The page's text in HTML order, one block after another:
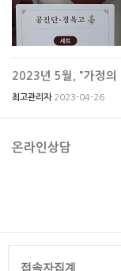
2023년 5월, "가정의
최고관리자 2023-04-26
온라인상담
접속자집계